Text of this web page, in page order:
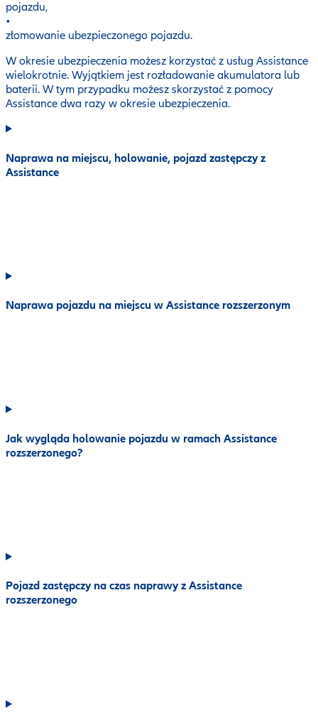
pojazdu,
•
złomowanie ubezpieczonego pojazdu.
W okresie ubezpieczenia możesz korzystać z usług Assistance
wielokrotnie. Wyjątkiem jest rozładowanie akumulatora lub
baterii. W tym przypadku możesz skorzystać z pomocy
Assistance dwa razy w okresie ubezpieczenia.
Naprawa na miejscu, holowanie, pojazd zastępczy z
Assistance
Naprawa pojazdu na miejscu w Assistance rozszerzonym
Jak wygląda holowanie pojazdu w ramach Assistance
rozszerzonego?
Pojazd zastępczy na czas naprawy z Assistance
rozszerzonego